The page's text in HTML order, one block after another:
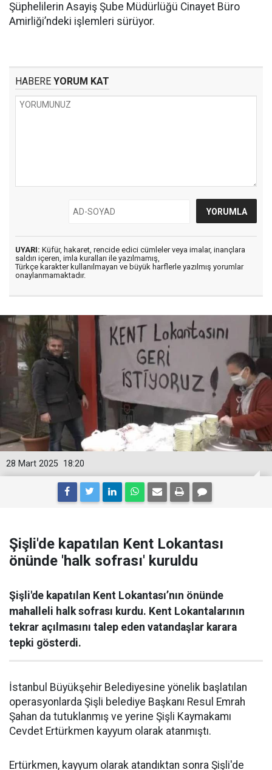
Şüphelilerin Asayiş Şube Müdürlüğü Cinayet Büro
Amirliği’ndeki işlemleri sürüyor.
HABERE YORUM KAT
UYARI: Küfür, hakaret, rencide edici cümleler veya imalar, inançlara
saldırı içeren, imla kuralları ile yazılmamış,
Türkçe karakter kullanılmayan ve büyük harflerle yazılmış yorumlar
onaylanmamaktadır.
18:20
28 Mart 2025
Şişli'de kapatılan Kent Lokantası
önünde 'halk sofrası' kuruldu
Şişli'de kapatılan Kent Lokantası’nın önünde
mahalleli halk sofrası kurdu. Kent Lokantalarının
tekrar açılmasını talep eden vatandaşlar karara
tepki gösterdi.
İstanbul Büyükşehir Belediyesine yönelik başlatılan
operasyonlarda Şişli belediye Başkanı Resul Emrah
Şahan da tutuklanmış ve yerine Şişli Kaymakamı
Cevdet Ertürkmen kayyum olarak atanmıştı.
Ertürkmen, kayyum olarak atandıktan sonra Şişli'de